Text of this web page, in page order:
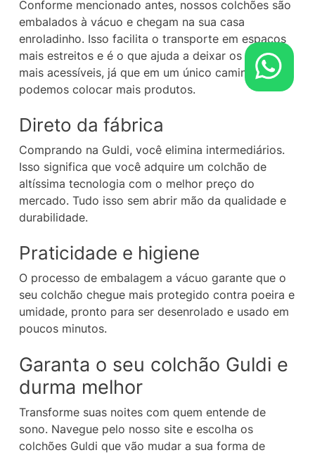
Conforme mencionado antes, nossos colchões são
embalados à vácuo e chegam na sua casa
enroladinho. Isso facilita o transporte em espaços
mais estreitos e é o que ajuda a deixar os preços
mais acessíveis, já que em um único caminhão
podemos colocar mais produtos.
Direto da fábrica
Comprando na Guldi, você elimina intermediários.
Isso significa que você adquire um colchão de
altíssima tecnologia com o melhor preço do
mercado. Tudo isso sem abrir mão da qualidade e
durabilidade.
Praticidade e higiene
O processo de embalagem a vácuo garante que o
seu colchão chegue mais protegido contra poeira e
umidade, pronto para ser desenrolado e usado em
poucos minutos.
Garanta o seu colchão Guldi e
durma melhor
Transforme suas noites com quem entende de
sono. Navegue pelo nosso site e escolha os
colchões Guldi que vão mudar a sua forma de